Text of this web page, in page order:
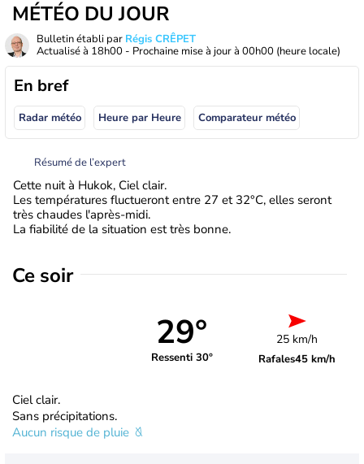
MÉTÉO DU JOUR
Bulletin établi par Régis CRÊPET
Actualisé à 18h00 - Prochaine mise à jour à 00h00 (heure locale)
En bref
Radar météo Heure par Heure Comparateur météo
Résumé de l’expert
Cette nuit à Hukok, Ciel clair.
Les températures fluctueront entre 27 et 32°C, elles seront
très chaudes l'après-midi.
La fiabilité de la situation est très bonne.
Ce soir
29°
Ressenti 30°
25 km/h
Rafales45 km/h
Ciel clair.
Sans précipitations.
Aucun risque de pluie